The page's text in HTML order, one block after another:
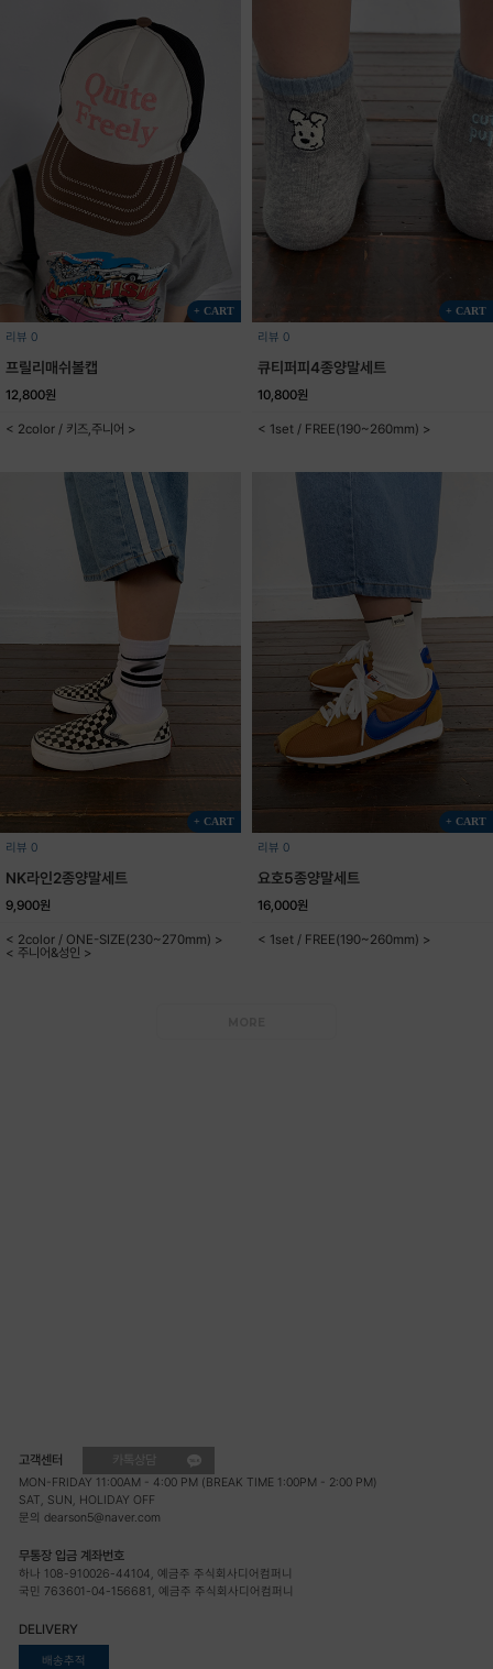
+ CART
리뷰 0
프릴리매쉬볼캡
12,800원
< 2color / 키즈,주니어 >
+ CART
리뷰 0
큐티퍼피4종양말세트
10,800원
< 1set / FREE(190~260mm) >
+ CART
리뷰 0
NK라인2종양말세트
9,900원
< 2color / ONE-SIZE(230~270mm) >
< 주니어&성인 >
+ CART
리뷰 0
요호5종양말세트
16,000원
< 1set / FREE(190~260mm) >
고객센터 카톡상담
MON-FRIDAY 11:00AM - 4:00 PM (BREAK TIME 1:00PM - 2:00 PM)
SAT, SUN, HOLIDAY OFF
문의 dearson5@naver.com
무통장 입금 계좌번호
하나 108-910026-44104, 예금주 주식회사디어컴퍼니
국민 763601-04-156681, 예금주 주식회사디어컴퍼니
DELIVERY
배송추적